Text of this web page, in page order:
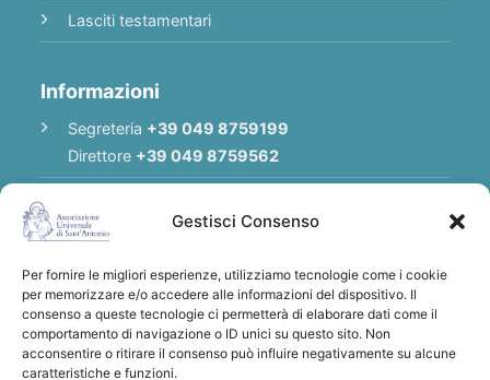
Gestisci Consenso
Per fornire le migliori esperienze, utilizziamo tecnologie come i cookie
per memorizzare e/o accedere alle informazioni del dispositivo. Il
consenso a queste tecnologie ci permetterà di elaborare dati come il
comportamento di navigazione o ID unici su questo sito. Non
acconsentire o ritirare il consenso può influire negativamente su alcune
caratteristiche e funzioni.
Lasciti testamentari
Informazioni
Segreteria +39 049 8759199
Direttore +39 049 8759562
E-mail
Privacy Policy
Grazie per qualsiasi donazione a sostegno